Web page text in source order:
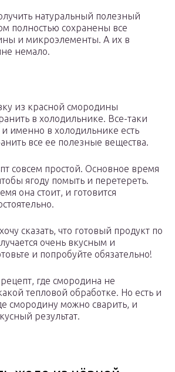
натуральный полезный
полностью сохранены все
и микроэлементы. А их в
немало.
из красной смородины
в холодильнике. Все-таки
и именно в холодильнике есть
все ее полезные вещества.
совсем простой. Основное время
ягоду помыть и перетереть.
она стоит, и готовится
сказать, что готовый продукт по
очень вкусным и
и попробуйте обязательно!
где смородина не
тепловой обработке. Но есть и
смородину можно сварить, и
результат.